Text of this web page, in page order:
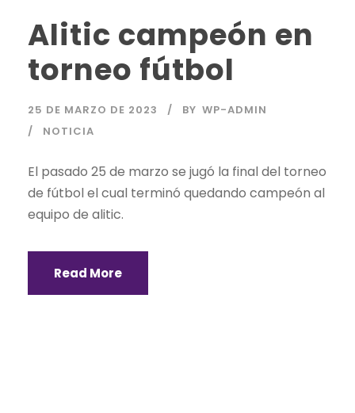
Alitic campeón en
torneo fútbol
25 DE MARZO DE 2023 BY WP-ADMIN
NOTICIA
El pasado 25 de marzo se jugó la final del torneo
de fútbol el cual terminó quedando campeón al
equipo de alitic.
Read More